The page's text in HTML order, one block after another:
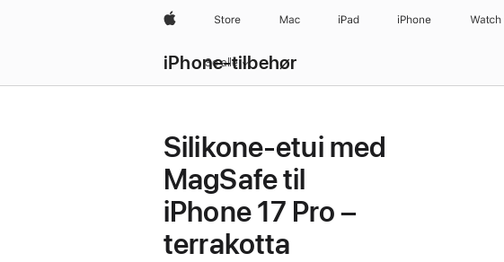
AppleStore Mac iPad iPhone Watch
iPhone-tilbehør
Se alle
Silikone-etui med
MagSafe til
iPhone 17 Pro –
terrakotta